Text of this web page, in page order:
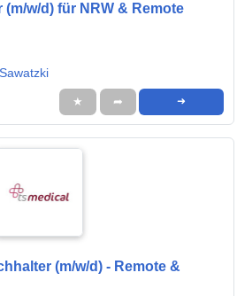
w/d) für NRW & Remote
★ ➦ ➜
(m/w/d) - Remote &